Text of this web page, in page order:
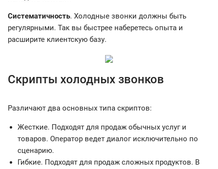
Систематичность. Холодные звонки должны быть
регулярными. Так вы быстрее наберетесь опыта и
расширите клиентскую базу.
Скрипты холодных звонков
Различают два основных типа скриптов:
Жесткие. Подходят для продаж обычных услуг и
товаров. Оператор ведет диалог исключительно по
сценарию.
Гибкие. Подходят для продаж сложных продуктов. В